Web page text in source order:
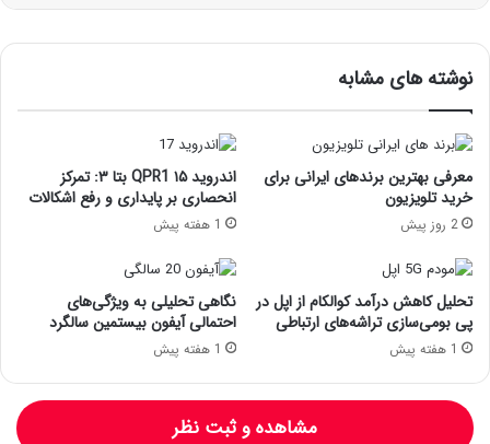
نوشته های مشابه
معرفی بهترین برندهای ایرانی برای
خرید تلویزیون
2 روز پیش
اندروید ۱۵ QPR1 بتا ۳: تمرکز
انحصاری بر پایداری و رفع اشکالات
1 هفته پیش
تحلیل کاهش درآمد کوالکام از اپل در
پی بومی‌سازی تراشه‌های ارتباطی
1 هفته پیش
نگاهی تحلیلی به ویژگی‌های
احتمالی آیفون بیستمین سالگرد
1 هفته پیش
مشاهده و ثبت نظر